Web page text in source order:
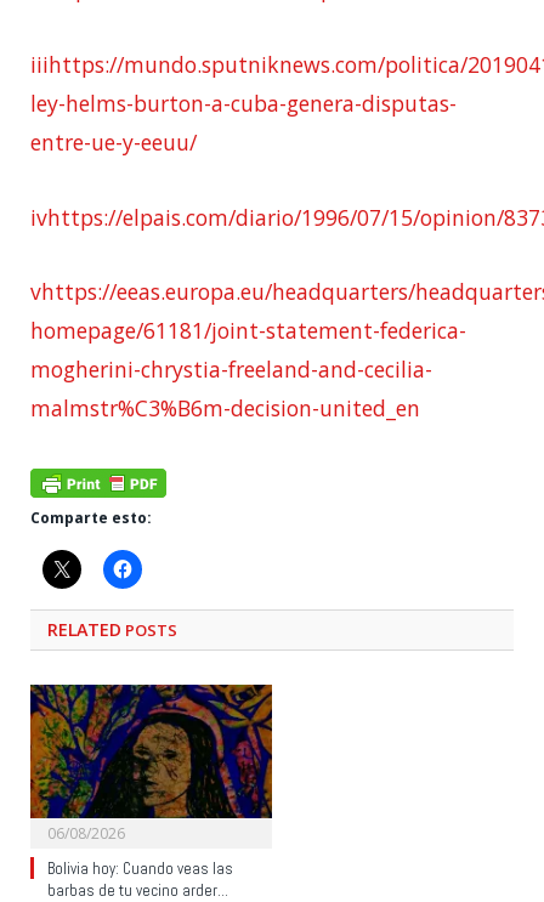
iiihttps://mundo.sputniknews.com/politica/
ley-helms-burton-a-cuba-genera-disputas-
entre-ue-y-eeuu/
ivhttps://elpais.com/diario/1996/07/15/opinion/
vhttps://eeas.europa.eu/headquarters/
homepage/61181/joint-statement-federica-
mogherini-chrystia-freeland-and-cecilia-
malmstr%C3%B6m-decision-united_en
Comparte esto:
RELATED POSTS
06/08/2026
Bolivia hoy: Cuando veas las
barbas de tu vecino arder…